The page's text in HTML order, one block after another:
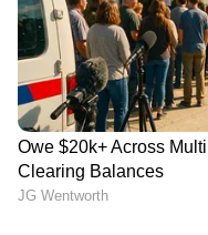
കാണാതായ
അമ്മയുമായി
'ഡിമാൻ്റ്
സ്ഥലംമാറ്റി|Kollam